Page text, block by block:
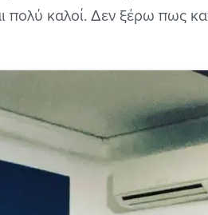
πολύ καλοί. Δεν ξέρω πως